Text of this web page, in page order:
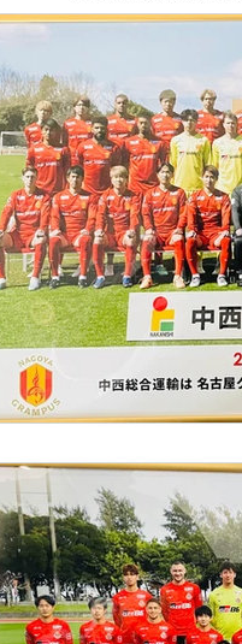
「中村さん」　ち